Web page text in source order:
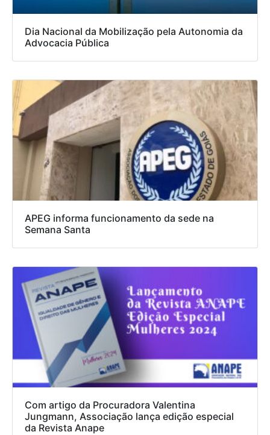
Dia Nacional da Mobilização pela Autonomia da
Advocacia Pública
APEG informa funcionamento da sede na
Semana Santa
Com artigo da Procuradora Valentina
Jungmann, Associação lança edição especial
da Revista Anape